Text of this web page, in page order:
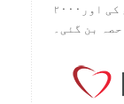
کام ۱۹۹۸ میں بین سٹیڈ نے شروع کی اور۲۰۰۰
حصہ بن گئی۔